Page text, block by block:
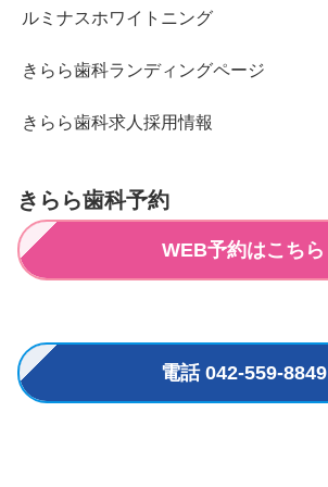
ルミナスホワイトニング
きらら歯科ランディングページ
きらら歯科求人採用情報
きらら歯科予約
WEB予約はこちら
電話 042-559-8849